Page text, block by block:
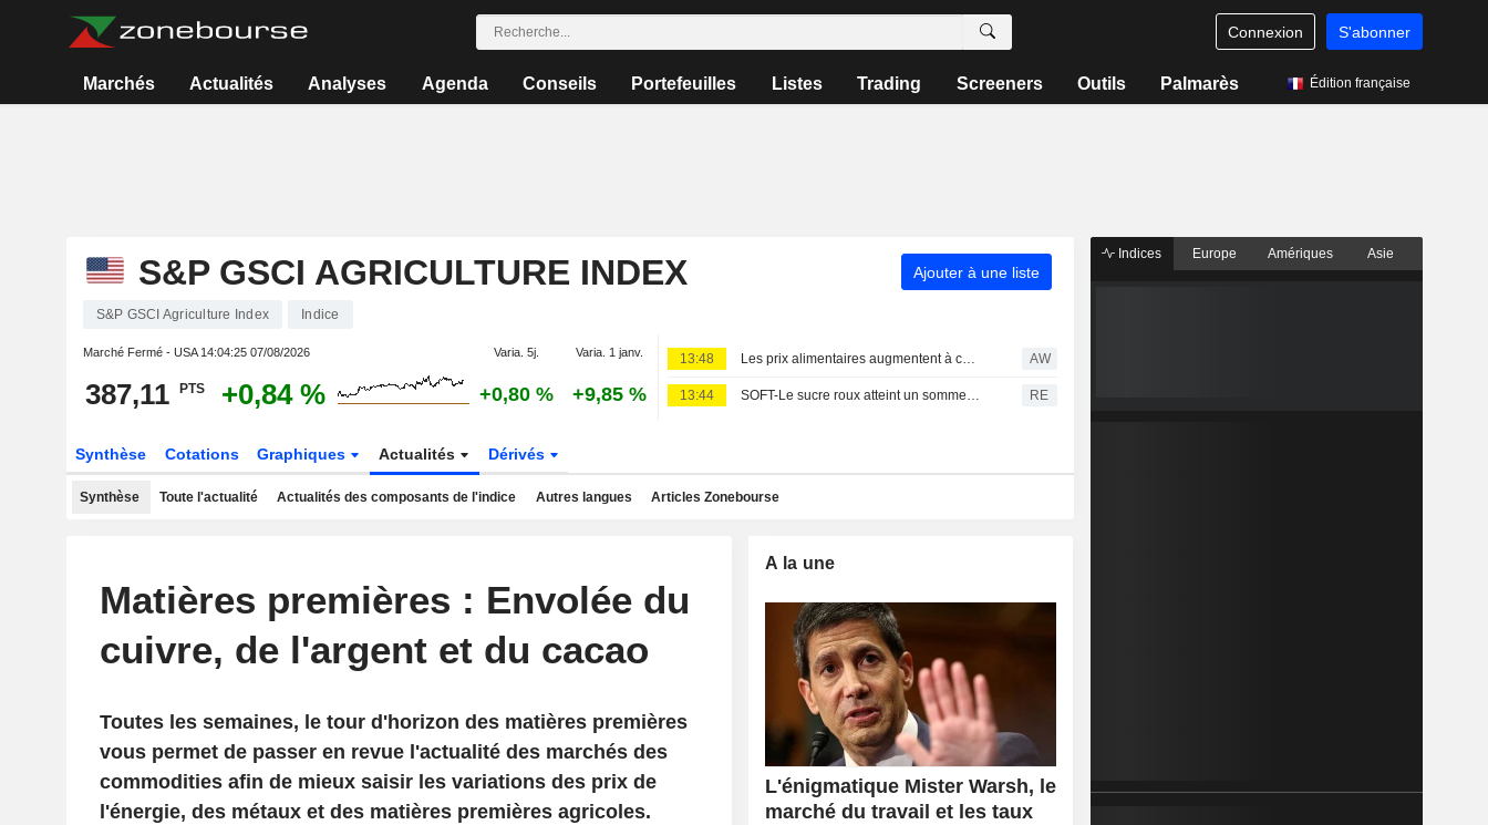
Connexion S'abonner
Marchés Actualités Analyses Agenda Conseils Portefeuilles Listes Trading Screeners Outils Palmarès Édition française
S&P GSCI AGRICULTURE INDEX Ajouter à une liste
S&P GSCI Agriculture Index Indice
Marché Fermé - USA 14:04:25 07/08/2026 Varia. 5j. Varia. 1 janv.
387,11 PTS +0,84 % +0,80 % +9,85 %
13:48 Les prix alimentaires augmentent à cause du contexte géopolitique et climatique AW
13:44 SOFT-Le sucre roux atteint un sommet de quatre mois face au resserrement de l'offre RE
Synthèse Cotations Graphiques Actualités Dérivés
Synthèse Toute l'actualité Actualités des composants de l'indice Autres langues Articles Zonebourse
Matières premières : Envolée du
cuivre, de l'argent et du cacao
Toutes les semaines, le tour d'horizon des matières premières
vous permet de passer en revue l'actualité des marchés des
commodities afin de mieux saisir les variations des prix de
l'énergie, des métaux et des matières premières agricoles.
A la une
L'énigmatique Mister Warsh, le
marché du travail et les taux
Indices Europe Amériques Asie